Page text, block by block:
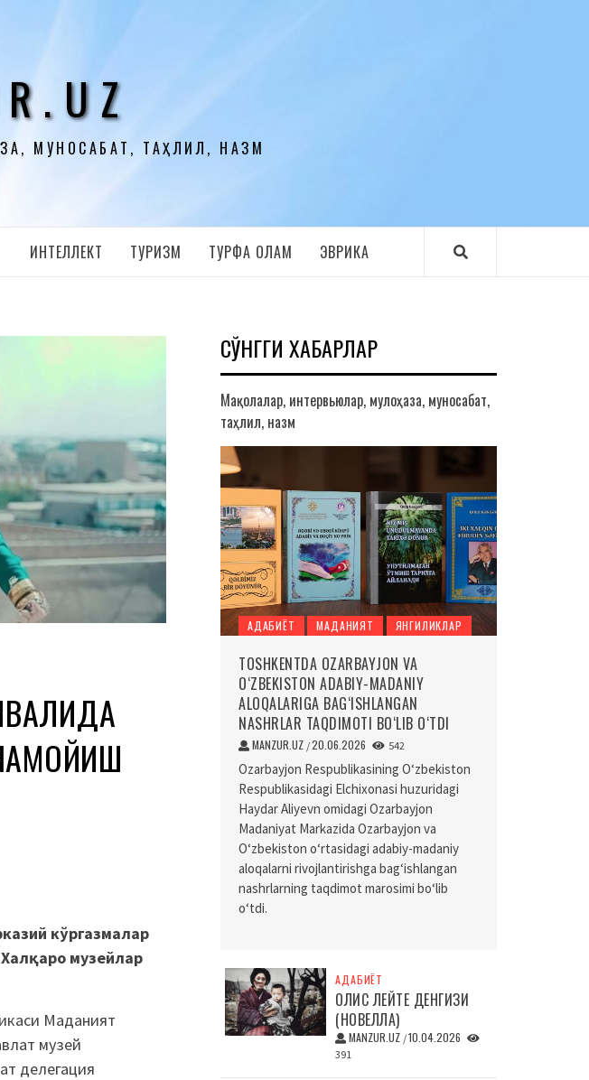
МУНОСАБАТ, ТАҲЛИЛ, НАЗМ
ИНТЕЛЛЕКТ ТУРИЗМ ТУРФА ОЛАМ ЭВРИКА
кўргазмалар
музейлар
Маданият
музей
делегация
СЎНГГИ ХАБАРЛАР
Мақолалар, интервьюлар, мулоҳаза, муносабат,
таҳлил, назм
АДАБИЁТ МАДАНИЯТ ЯНГИЛИКЛАР
TOSHKENTDA OZARBAYJON VA
O‘ZBEKISTON ADABIY-MADANIY
ALOQALARIGA BAG‘ISHLANGAN
NASHRLAR TAQDIMOTI BO‘LIB O‘TDI
MANZUR.UZ /20.06.2026 542
Ozarbayjon Respublikasining O‘zbekiston
Respublikasidagi Elchixonasi huzuridagi
Haydar Aliyevn omidagi Ozarbayjon
Madaniyat Markazida Ozarbayjon va
O‘zbekiston o‘rtasidagi adabiy-madaniy
aloqalarni rivojlantirishga bag‘ishlangan
nashrlarning taqdimot marosimi bo‘lib
o‘tdi.
АДАБИЁТ
ОЛИС ЛЕЙТЕ ДЕНГИЗИ
(НОВЕЛЛА)
MANZUR.UZ /10.04.2026
391